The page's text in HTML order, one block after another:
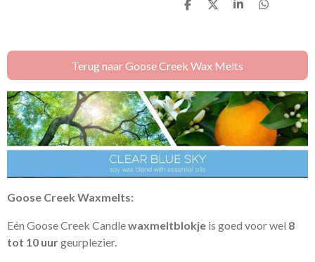
D
n
D
S
e
D
n
Terug naar Goose Creek Wax Melts
Goose Creek Waxmelts:
Eén Goose Creek Candlewaxmeltblokje is goed voor wel 8
tot 10 uurgeurplezier.